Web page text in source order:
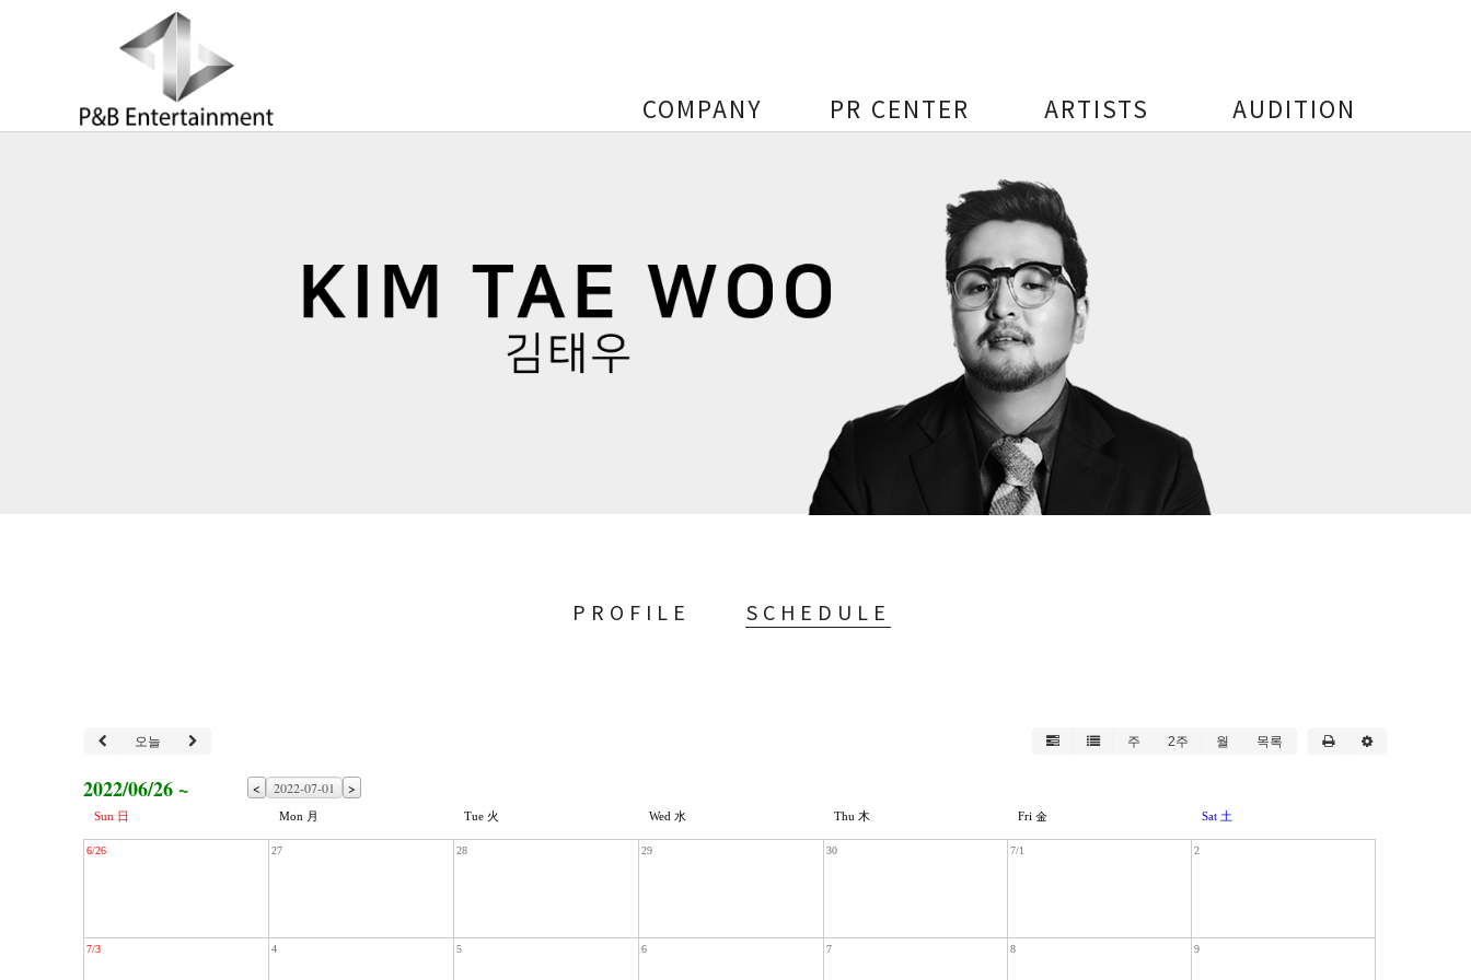
COMPANY PR CENTER ARTISTS AUDITION
PROFILE SCHEDULE
오늘 주 2주 월 목록
2022/06/26 ~ < >
Sun 日 Mon 月 Tue 火 Wed 水 Thu 木 Fri 金 Sat 土
6/26 27 28 29 30 7/1 2
7/3 4 5 6 7 8 9